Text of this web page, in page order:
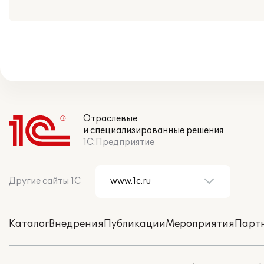
Отраслевые
и специализированные решения
1С:Предприятие
Другие сайты 1С
КаталогВнедренияПубликацииМероприятия